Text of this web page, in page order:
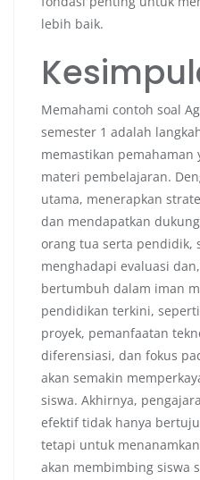
lebih baik.
Memahami contoh soal
semester 1 adalah
memastikan
materi pembelajaran.
utama, menerapkan
dan mendapatkan
orang tua serta pendidik,
menghadapi evaluasi
bertumbuh dalam iman
pendidikan terkini,
proyek, pemanfaatan
diferensiasi, dan fokus
akan semakin
siswa. Akhirnya,
efektif tidak hanya
tetapi untuk
akan membimbing siswa